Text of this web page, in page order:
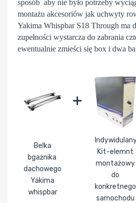
sposób aby nie było potrzeby
montażu akcesoriów jak uchwyty
Yakima Whispbar S18 Through ma
zupełności wystarcza do zabrania
ewentualnie zmieści się box i dwa
+
Belka
bgażnika
dachowego
Yakima
whispbar
Kit-elemnt
montażowy
do
konkretnego
samochodu